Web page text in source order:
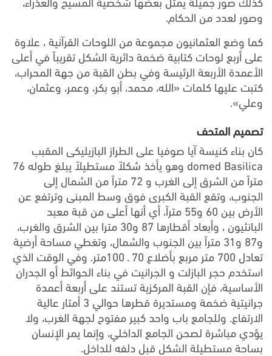
وصور لعدد من الحكام.
كما وضع العثمانيون مجموعة من اللوحات القرآنية ، علاوة
على أربع لوحات كتابية ضخمة دائرية الشكل تقريباً في أعلى
الأعمدة الأربعة الرئيسة وفي بطن القبة من جهة المحراب،
كتبت عليها كلمات «الله، محمد، أبو بكر، وعمر، وعثمان،
وعلي».
تصميم المتحف
كان بناء كنيسة آيا صوفيا على الطراز البازيليكى المقبب
domed Basilica وهو يأخذ شكلاً مستطيلاً يبلغ طوله 76
متراً من الشرق إلى الغرب و 72 متراً من الشمال إلى
الجنوب، وتقع القبة الكبرى فوق وسط المبنى وترتفع عن
الأرض بين 60 و55 متراً، أي أنها أعلى من قبة معبد
البانثيون ، وأبعاد أقطارها 87 و30 مترا بين الشرق والغرب،
و87 و31 متراً بين الجنوب والشمال، وتغطي مساحة أرضية
تعادل 700 متر مربع بأضلاع 70 ـ 100متر. وفي الوقت الذي
استخدم حجر البازلت و الجرانيت في بناء الحوائط أو الجدران
الأساسية، فإن القبة المركزية تستند على أربعة أعمدة
جرانيتية ضخمة ومستديرة قطرها حوالي 3 أمتار عالية
الارتفاع. وللجامع باب واحد كبير مفتوح لجهة الغرب، ولا
يؤدي مباشرة لصحن الجامع الداخلي، وإنما يمر الإنسان
بساحة مستطيلة الشكل قبل دلفه للداخل.